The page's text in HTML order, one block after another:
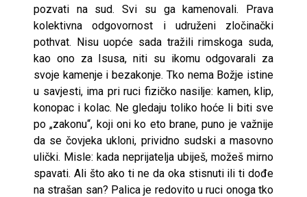
pozvati na sud. Svi su ga kamenovali. Prava
kolektivna odgovornost i udruženi zločinački
pothvat. Nisu uopće sada tražili rimskoga suda,
kao ono za Isusa, niti su ikomu odgovarali za
svoje kamenje i bezakonje. Tko nema Božje istine
u savjesti, ima pri ruci fizičko nasilje: kamen, klip,
konopac i kolac. Ne gledaju toliko hoće li biti sve
po „zakonu“, koji oni ko eto brane, puno je važnije
da se čovjeka ukloni, prividno sudski a masovno
ulički. Misle: kada neprijatelja ubiješ, možeš mirno
spavati. Ali što ako ti ne da oka stisnuti ili ti dođe
na strašan san? Palica je redovito u ruci onoga tko